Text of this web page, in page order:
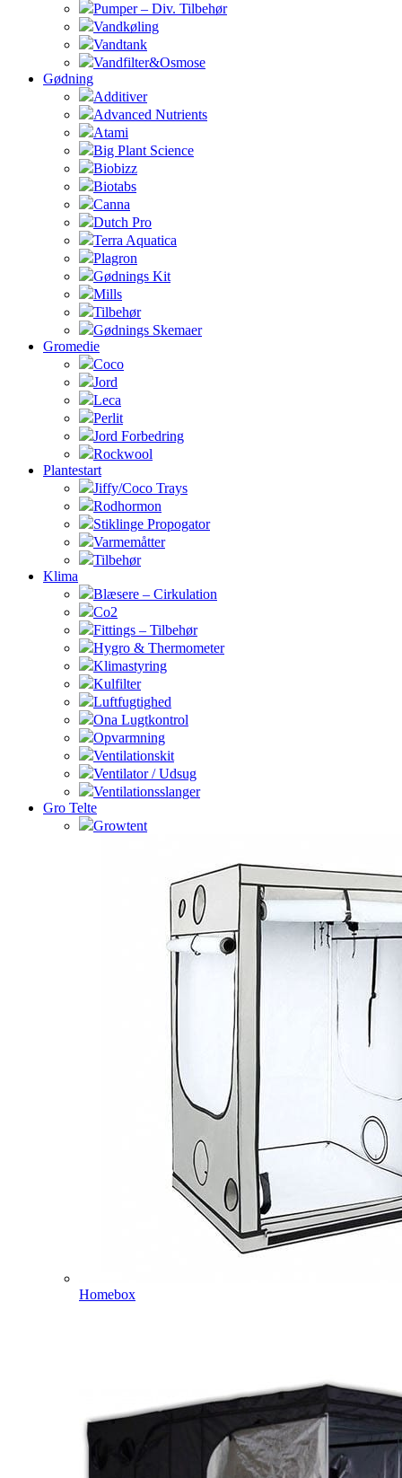
Pumper – Div. Tilbehør
Vandkøling
Vandtank
Vandfilter&Osmose
Gødning
Additiver
Advanced Nutrients
Atami
Big Plant Science
Biobizz
Biotabs
Canna
Dutch Pro
Terra Aquatica
Plagron
Gødnings Kit
Mills
Tilbehør
Gødnings Skemaer
Gromedie
Coco
Jord
Leca
Perlit
Jord Forbedring
Rockwool
Plantestart
Jiffy/Coco Trays
Rodhormon
Stiklinge Propogator
Varmemåtter
Tilbehør
Klima
Blæsere – Cirkulation
Co2
Fittings – Tilbehør
Hygro & Thermometer
Klimastyring
Kulfilter
Luftfugtighed
Ona Lugtkontrol
Opvarmning
Ventilationskit
Ventilator / Udsug
Ventilationsslanger
Gro Telte
Growtent
Homebox